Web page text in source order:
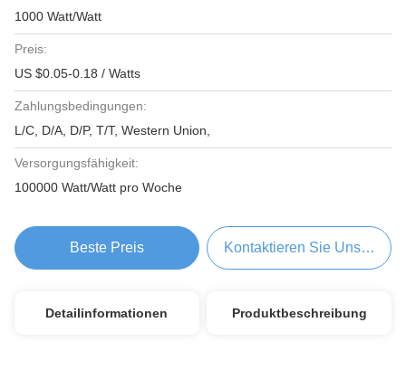
1000 Watt/Watt
Preis:
US $0.05-0.18 / Watts
Zahlungsbedingungen:
L/C, D/A, D/P, T/T, Western Union,
Versorgungsfähigkeit:
100000 Watt/Watt pro Woche
Beste Preis Kontaktieren Sie Uns Jetzt
Detailinformationen Produktbeschreibung